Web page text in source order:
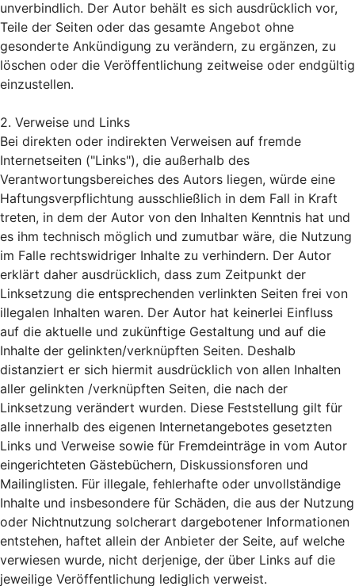
unverbindlich. Der Autor behält es sich ausdrücklich vor,
Teile der Seiten oder das gesamte Angebot ohne
gesonderte Ankündigung zu verändern, zu ergänzen, zu
löschen oder die Veröffentlichung zeitweise oder endgültig
einzustellen.
2. Verweise und Links
Bei direkten oder indirekten Verweisen auf fremde
Internetseiten ("Links"), die außerhalb des
Verantwortungsbereiches des Autors liegen, würde eine
Haftungsverpflichtung ausschließlich in dem Fall in Kraft
treten, in dem der Autor von den Inhalten Kenntnis hat und
es ihm technisch möglich und zumutbar wäre, die Nutzung
im Falle rechtswidriger Inhalte zu verhindern. Der Autor
erklärt daher ausdrücklich, dass zum Zeitpunkt der
Linksetzung die entsprechenden verlinkten Seiten frei von
illegalen Inhalten waren. Der Autor hat keinerlei Einfluss
auf die aktuelle und zukünftige Gestaltung und auf die
Inhalte der gelinkten/verknüpften Seiten. Deshalb
distanziert er sich hiermit ausdrücklich von allen Inhalten
aller gelinkten /verknüpften Seiten, die nach der
Linksetzung verändert wurden. Diese Feststellung gilt für
alle innerhalb des eigenen Internetangebotes gesetzten
Links und Verweise sowie für Fremdeinträge in vom Autor
eingerichteten Gästebüchern, Diskussionsforen und
Mailinglisten. Für illegale, fehlerhafte oder unvollständige
Inhalte und insbesondere für Schäden, die aus der Nutzung
oder Nichtnutzung solcherart dargebotener Informationen
entstehen, haftet allein der Anbieter der Seite, auf welche
verwiesen wurde, nicht derjenige, der über Links auf die
jeweilige Veröffentlichung lediglich verweist.